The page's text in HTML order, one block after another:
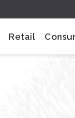
Retail